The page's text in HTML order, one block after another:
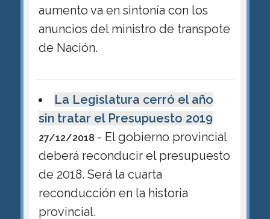
aumento va en sintonía con los
anuncios del ministro de transpote
de Nación.
La Legislatura cerró el año
sin tratar el Presupuesto 2019
27/12/2018 - El gobierno provincial
deberá reconducir el presupuesto
de 2018. Será la cuarta
reconducción en la historia
provincial.